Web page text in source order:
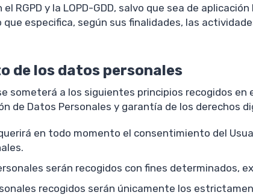
RGPD y la LOPD-GDD, salvo que sea de
especifica, según sus finalidades, las
de los datos personales
someterá a los siguientes principios recogidos en
de Datos Personales y garantía de los derechos
en todo momento el consentimiento del
serán recogidos con fines determinados,
recogidos serán únicamente los